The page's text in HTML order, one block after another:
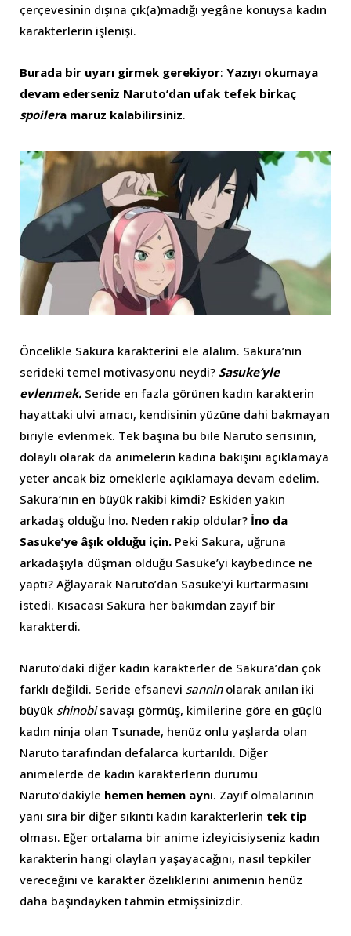
çerçevesinin dışına çık(a)madığı yegâne konuysa kadın
karakterlerin işlenişi.
Burada bir uyarı girmek gerekiyor: Yazıyı okumaya
devam ederseniz Naruto’dan ufak tefek birkaç
spoilera maruz kalabilirsiniz.
Öncelikle Sakura karakterini ele alalım. Sakura’nın
serideki temel motivasyonu neydi? Sasuke’yle
evlenmek. Seride en fazla görünen kadın karakterin
hayattaki ulvi amacı, kendisinin yüzüne dahi bakmayan
biriyle evlenmek. Tek başına bu bile Naruto serisinin,
dolaylı olarak da animelerin kadına bakışını açıklamaya
yeter ancak biz örneklerle açıklamaya devam edelim.
Sakura’nın en büyük rakibi kimdi? Eskiden yakın
arkadaş olduğu İno. Neden rakip oldular? İno da
Sasuke’ye âşık olduğu için. Peki Sakura, uğruna
arkadaşıyla düşman olduğu Sasuke’yi kaybedince ne
yaptı? Ağlayarak Naruto’dan Sasuke’yi kurtarmasını
istedi. Kısacası Sakura her bakımdan zayıf bir
karakterdi.
Naruto’daki diğer kadın karakterler de Sakura’dan çok
farklı değildi. Seride efsanevi sannin olarak anılan iki
büyük shinobisavaşı görmüş, kimilerine göre en güçlü
kadın ninja olan Tsunade, henüz onlu yaşlarda olan
Naruto tarafından defalarca kurtarıldı. Diğer
animelerde de kadın karakterlerin durumu
Naruto’dakiyle hemen hemen aynı. Zayıf olmalarının
yanı sıra bir diğer sıkıntı kadın karakterlerin tek tip
olması. Eğer ortalama bir anime izleyicisiyseniz kadın
karakterin hangi olayları yaşayacağını, nasıl tepkiler
vereceğini ve karakter özeliklerini animenin henüz
daha başındayken tahmin etmişsinizdir.